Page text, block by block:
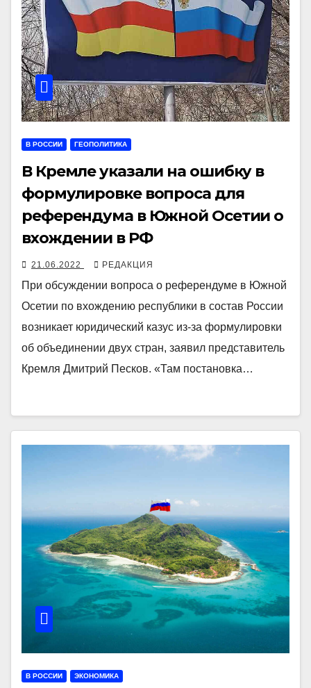
В РОССИИ ГЕОПОЛИТИКА
В Кремле указали на ошибку в
формулировке вопроса для
референдума в Южной Осетии о
вхождении в РФ
21.06.2022 РЕДАКЦИЯ
При обсуждении вопроса о референдуме в Южной
Осетии по вхождению республики в состав России
возникает юридический казус из-за формулировки
об объединении двух стран, заявил представитель
Кремля Дмитрий Песков. «Там постановка…
В РОССИИ ЭКОНОМИКА